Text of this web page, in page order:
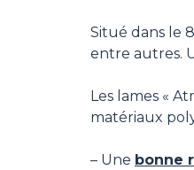
Situé dans le
entre autres.
Les lames «
matériaux
– Une bonne